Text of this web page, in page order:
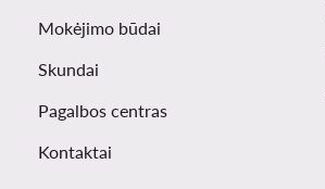
Mokėjimo būdai
Skundai
Pagalbos centras
Kontaktai